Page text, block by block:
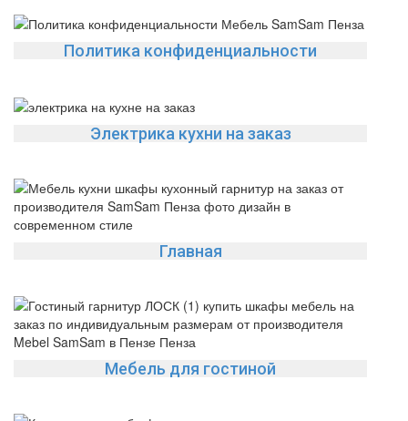
Политика конфиденциальности
Электрика кухни на заказ
Главная
Мебель для гостиной